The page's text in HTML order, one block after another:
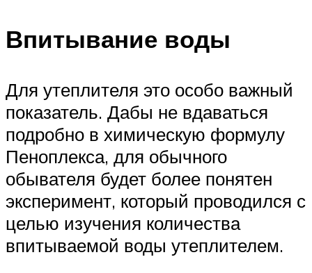
Впитывание воды
Для утеплителя это особо важный
показатель. Дабы не вдаваться
подробно в химическую формулу
Пеноплекса, для обычного
обывателя будет более понятен
эксперимент, который проводился с
целью изучения количества
впитываемой воды утеплителем.